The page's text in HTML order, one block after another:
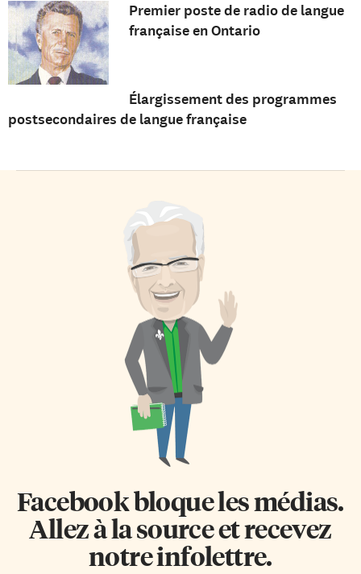
Premier poste de radio de langue
française en Ontario
Élargissement des programmes
postsecondaires de langue française
Facebook bloque les médias.
Allez à la source et recevez
notre infolettre.